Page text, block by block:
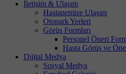
İletişim & Ulaşım
Hastanemize Ulaşım
Otopark Yerleri
Görüş Formları
Personel Öneri
Hasta Görüş ve
Dijital Medya
Sosyal Medya